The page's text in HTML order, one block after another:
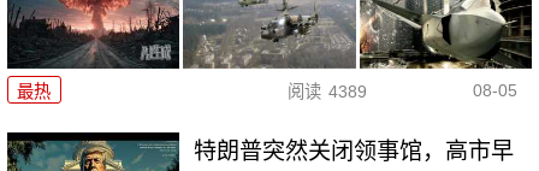
最热 阅读 4389 08-05
特朗普突然关闭领事馆，高市早